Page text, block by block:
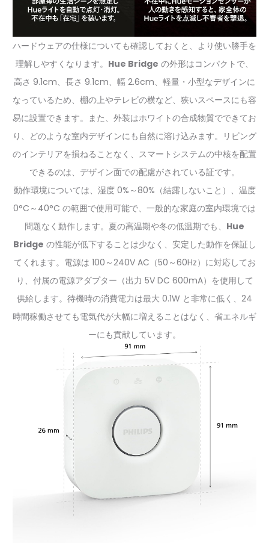
ハードウェアの仕様についても確認しておくと、より使い勝手を
理解しやすくなります。 Hue Bridge の外形はコンパクトで、
高さ 9.1cm、長さ 9.1cm、幅 2.6cm、軽量・小型なデザインに
なっているため、棚の上やテレビの横など、狭いスペースにも容
易に設置できます。また、外装はホワイトの合成物質でできてお
り、どのような室内デザインにも自然に溶け込みます。リビング
のインテリアを損ねることなく、スマートシステムの中核を配置
できるのは、デザイン面での配慮がされている証です。
動作環境については、湿度 0%～80%（結露しないこと）、温度
0°C～40°C の範囲で使用可能で、一般的な家庭の室内環境では
問題なく動作します。夏の高温期や冬の低温期でも、 Hue
Bridge の性能が低下することは少なく、安定した動作を保証し
てくれます。電源は 100～240V AC（50～60Hz）に対応してお
り、付属の電源アダプター（出力 5V DC 600mA）を使用して
供給します。待機時の消費電力は最大 0.1W と非常に低く、24
時間稼働させても電気代が大幅に増えることはなく、省エネルギ
ーにも貢献しています。